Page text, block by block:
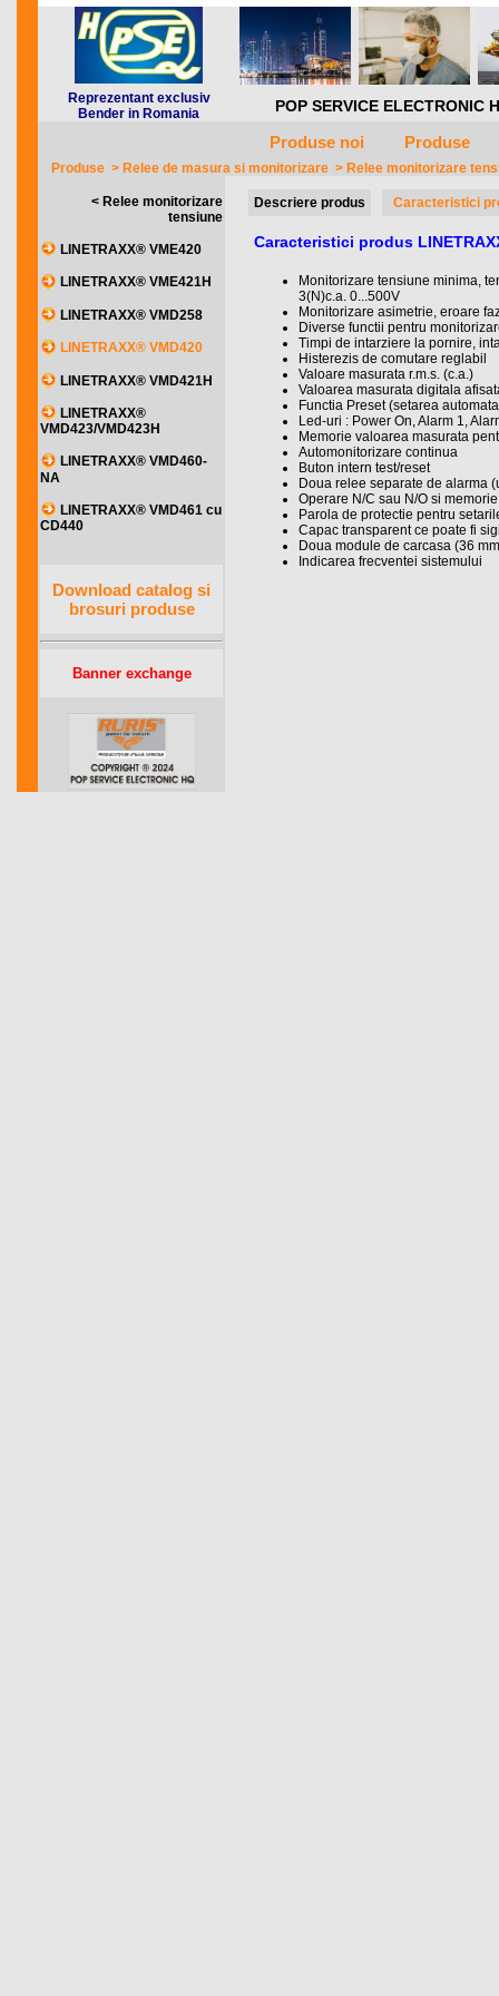
Reprezentant exclusiv
Bender in Romania
POP SERVICE
Produse noi Produse
Produse > Relee de masura si monitorizare > Relee monitorizare
< Relee monitorizare
tensiune
LINETRAXX® VME420
LINETRAXX® VME421H
LINETRAXX® VMD258
LINETRAXX® VMD420
LINETRAXX® VMD421H
LINETRAXX®
VMD423/VMD423H
LINETRAXX® VMD460-
NA
LINETRAXX® VMD461 cu
CD440
Download catalog si
brosuri produse
Banner exchange
Descriere produs Caracteristici
Caracteristici produs
Monitorizare tensiune minima,
3(N)c.a. 0...500V
Monitorizare asimetrie, eroare
Diverse functii pentru
Timpi de intarziere la pornire,
Histerezis de comutare reglabil
Valoare masurata r.m.s. (c.a.)
Valoarea masurata digitala
Functia Preset (setarea
Led-uri : Power On, Alarm 1,
Memorie valoarea masurata
Automonitorizare continua
Buton intern test/reset
Doua relee separate de alarma
Operare N/C sau N/O si
Parola de protectie pentru
Capac transparent ce poate fi
Doua module de carcasa (36
Indicarea frecventei sistemului